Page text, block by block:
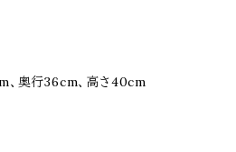
、奥行36cm、高さ40cm